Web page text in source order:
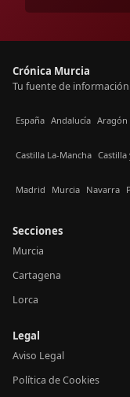
Crónica Murcia
Tu fuente de
España Andalucía Aragón
Castilla La-Mancha Castilla
Madrid Murcia Navarra
Secciones
Murcia
Cartagena
Lorca
Legal
Aviso Legal
Política de Cookies